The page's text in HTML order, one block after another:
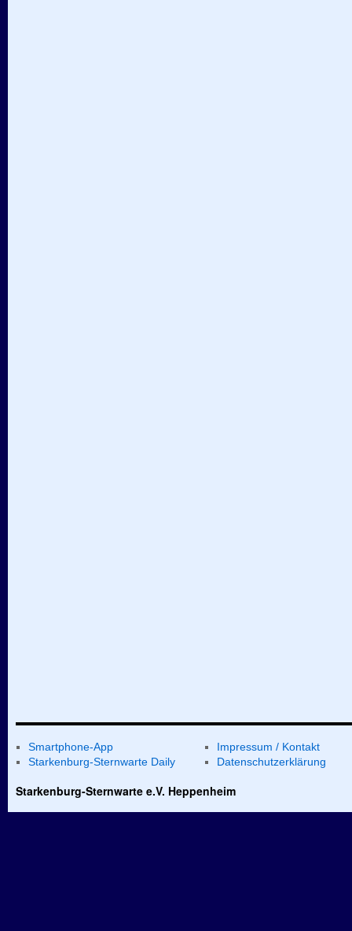
Smartphone-App
Starkenburg-Sternwarte Daily
Impressum / Kontakt
Datenschutzerklärung
Starkenburg-Sternwarte e.V. Heppenheim